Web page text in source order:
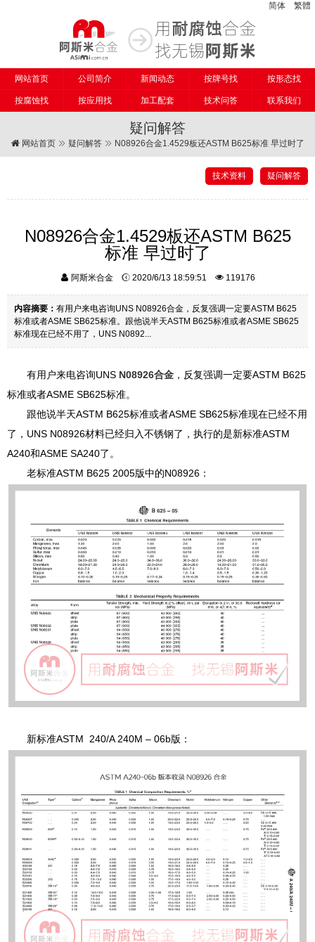
简体 繁體
网站首页 公司简介 新闻动态 按牌号找 按形态找
按腐蚀找 按应用找 加工配套 技术问答 联系我们
疑问解答
网站首页 疑问解答 N08926合金1.4529板还ASTM B625标准 早过时了
技术资料 疑问解答
N08926合金1.4529板还ASTM B625
标准 早过时了
阿斯米合金 2020/6/13 18:59:51 119176
内容摘要： 有用户来电咨询UNS N08926合金，反复强调一定要ASTM B625
标准或者ASME SB625标准。跟他说半天ASTM B625标准或者ASME SB625
标准现在已经不用了，UNS N0892...
有用户来电咨询UNS N08926合金 ，反复强调一定要ASTM B625
标准或者ASME SB625标准。
跟他说半天ASTM B625标准或者ASME SB625标准现在已经不用
了，UNS N08926材料已经归入不锈钢了，执行的是新标准ASTM
A240和ASME SA240了。
老标准ASTM B625 2005版中的N08926：
新标准ASTM 240/A 240M – 06b版：